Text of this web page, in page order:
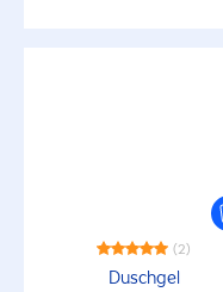
(2)
Duschgel